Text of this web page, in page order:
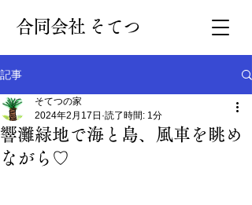
​合同会社 そてつ
記事
響灘緑地で海と島、風車を眺め
ながら♡
そてつの家
2024年2月17日 読了時間: 1分